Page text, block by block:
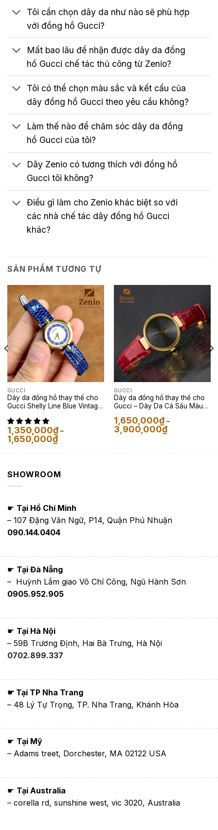
Tôi cần chọn dây da như nào sẽ phù hợp
với đồng hồ Gucci?
Mất bao lâu để nhận được dây da đồng
hồ Gucci chế tác thủ công từ Zenio?
Tôi có thể chọn màu sắc và kết cấu của
dây đồng hồ Gucci theo yêu cầu không?
Làm thế nào để chăm sóc dây da đồng
hồ Gucci của tôi?
Dây Zenio có tương thích với đồng hồ
Gucci tôi không?
Điều gì làm cho Zenio khác biệt so với
các nhà chế tác dây đồng hồ Gucci
khác?
SẢN PHẨM TƯƠNG TỰ
GUCCI
Dây da đồng hồ thay thế cho
Gucci Shelly Line Blue Vintage
1,350,000₫ –
1,650,000₫Khoảng
giá:
GUCCI
Dây da đồng hồ thay thế cho
Gucci – Dây Da Cá Sấu Màu
1,650,000₫ –
3,900,000₫Khoảng
giá:
SHOWROOM
☛ Tại Hồ Chí Minh
– 107 Đặng Văn Ngữ, P14, Quận Phú Nhuận
090.144.0404
☛ Tại Đà Nẵng
– Huỳnh Lắm giao Võ Chí Công, Ngũ Hành Sơn
0905.952.905
☛ Tại Hà Nội
– 59B Trương Định, Hai Bà Trưng, Hà Nội
0702.899.337
☛ Tại TP Nha Trang
– 48 Lý Tự Trọng, TP. Nha Trang, Khánh Hòa
☛ Tại Mỹ
– Adams treet, Dorchester, MA 02122 USA
☛ Tại Australia
– corella rd, sunshine west, vic 3020, Australia